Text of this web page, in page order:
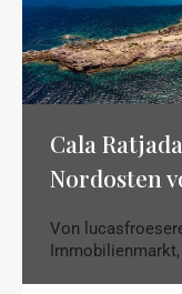
Cala
Nordosten
Von
Immobilienmarkt,